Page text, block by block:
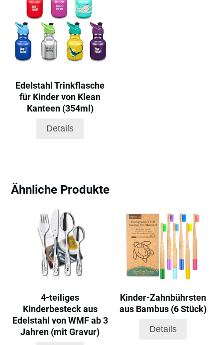
Edelstahl Trinkflasche
für Kinder von Klean
Kanteen (354ml)
Details
Ähnliche Produkte
4-teiliges
Kinderbesteck aus
Edelstahl von WMF ab 3
Jahren (mit Gravur)
Kinder-Zahnbührsten
aus Bambus (6 Stück)
Details